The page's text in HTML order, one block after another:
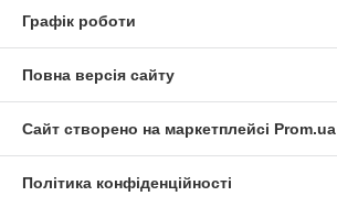
Графік роботи
Повна версія сайту
Сайт створено на маркетплейсі Prom.ua
Політика конфіденційності